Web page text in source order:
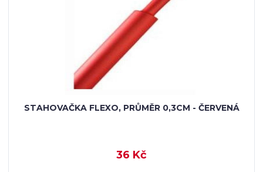
STAHOVAČKA FLEXO, PRŮMĚR 0,3CM - ČERVENÁ
36 Kč